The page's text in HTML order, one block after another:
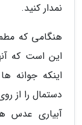
نمدار کنید.
هنگامی که
این است که
اینکه جوانه
دستمال را از
آبیاری عدس